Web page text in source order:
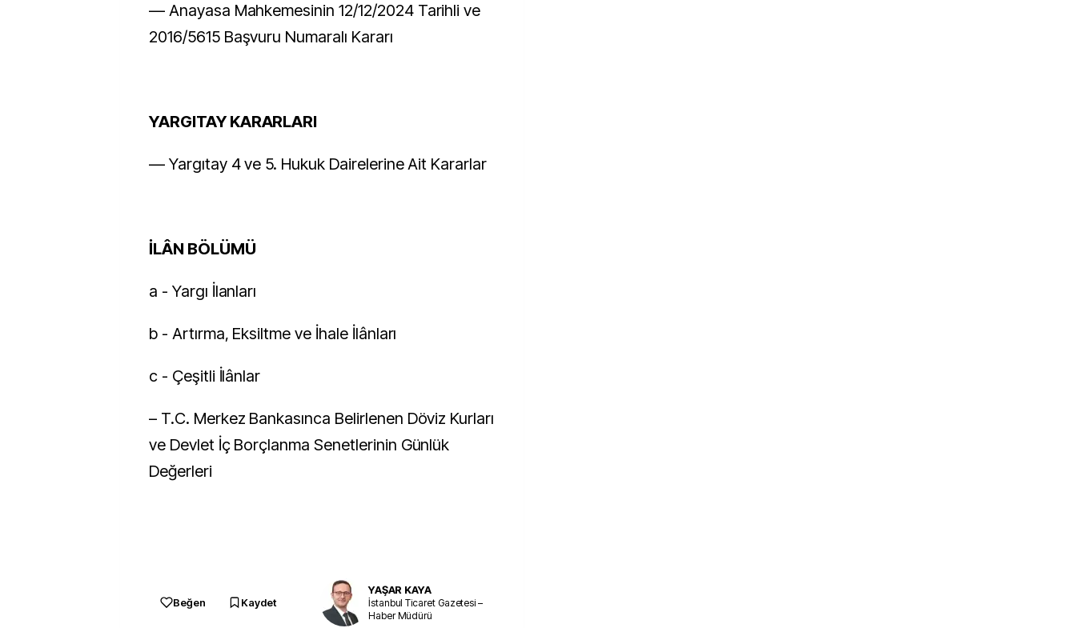
–– Anayasa Mahkemesinin 12/12/2024 Tarihli ve
2016/5615 Başvuru Numaralı Kararı
YARGITAY KARARLARI
–– Yargıtay 4 ve 5. Hukuk Dairelerine Ait Kararlar
İLÂN BÖLÜMÜ
a - Yargı İlanları
b - Artırma, Eksiltme ve İhale İlânları
c - Çeşitli İlânlar
– T.C. Merkez Bankasınca Belirlenen Döviz Kurları
ve Devlet İç Borçlanma Senetlerinin Günlük
Değerleri
Beğen Kaydet
YAŞAR KAYA
İstanbul Ticaret Gazetesi –
Haber Müdürü